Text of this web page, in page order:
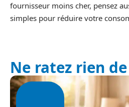
fournisseur moins cher, pensez
simples pour réduire votre
Ne ratez rien